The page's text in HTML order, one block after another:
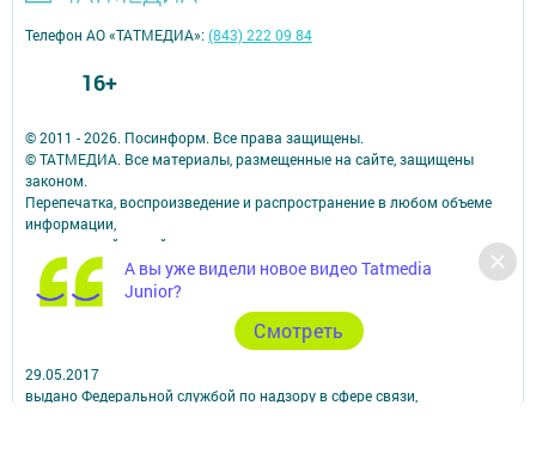
А вы уже видели новое видео Tatmedia
Junior?
Cмотреть
© 2011 - 2026. Посинформ. Все права защищены.
© ТАТМЕДИА. Все материалы, размещенные на сайте, защищены
законом.
Перепечатка, воспроизведение и распространение в любом объеме
информации,
размещенной на сайте, возможна только с письменного согласия
редакций СМИ.
При поддержке Республиканского агентства по печати и массовым
коммуникациям.
Наименование СМИ: Посинформ
№ свидетельства о регистрации СМИ, дата: ЭЛ № ФС 77 - 69869 от
29.05.2017
выдано Федеральной службой по надзору в сфере связи,
Телефон АО «ТАТМЕДИА»:(843) 222 09 84
16+